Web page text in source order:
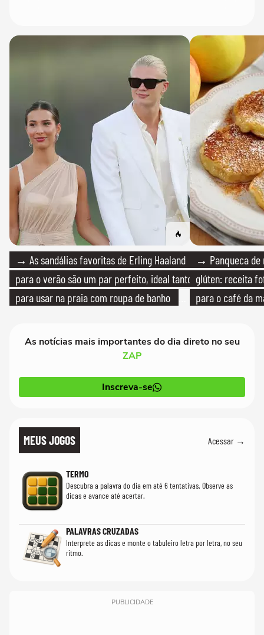
→ As sandálias favoritas de Erling Haaland
para o verão são um par perfeito, ideal tanto
para usar na praia com roupa de banho
→ Panqueca de
glúten: receita
para o café da
As notícias mais importantes do dia direto no seu
ZAP
Inscreva-se
MEUS JOGOS Acessar →
TERMO
Descubra a palavra do dia em até 6 tentativas. Observe as
dicas e avance até acertar.
PALAVRAS CRUZADAS
Interprete as dicas e monte o tabuleiro letra por letra, no seu
ritmo.
PUBLICIDADE